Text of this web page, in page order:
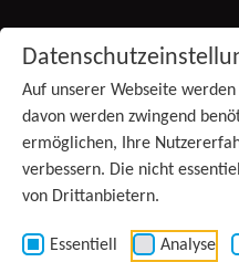
Auf unserer Webseite
davon werden zwingend
ermöglichen, Ihre
verbessern. Die nicht
von Drittanbietern.
Essentiell Analyse
Produkte
(aktiv)
Services